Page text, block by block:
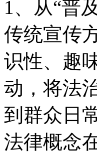
1、从“普
传统宣传
识性、趣
动，将法
到群众日
法律概念